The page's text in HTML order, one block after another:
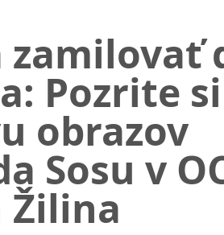
zamilovať
Pozrite si
obrazov
Sosu v
Žilina